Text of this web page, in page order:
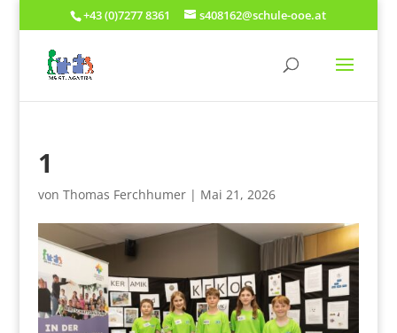
+43 (0)7277 8361 s408162@schule-ooe.at
1
von Thomas Ferchhumer| Mai 21, 2026